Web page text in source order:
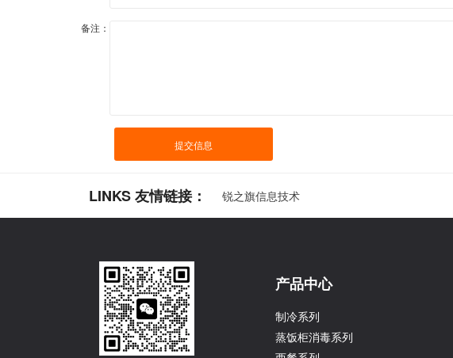
备注：
提交信息
LINKS 友情链接： 锐之旗信息技术
产品中心
制冷系列
蒸饭柜消毒系列